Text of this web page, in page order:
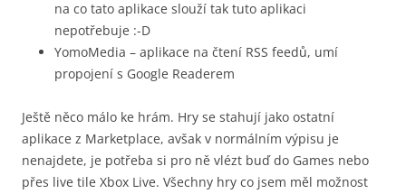
na co tato aplikace slouží tak tuto aplikaci
nepotřebuje :-D
YomoMedia – aplikace na čtení RSS feedů, umí
propojení s Google Readerem
Ještě něco málo ke hrám. Hry se stahují jako ostatní
aplikace z Marketplace, avšak v normálním výpisu je
nenajdete, je potřeba si pro ně vlézt buď do Games nebo
přes live tile Xbox Live. Všechny hry co jsem měl možnost